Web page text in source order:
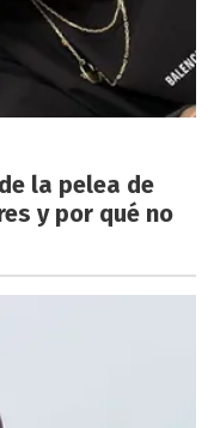
la pelea de
y por qué no